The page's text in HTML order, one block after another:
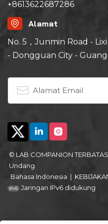
dengan
aman.
+8613622687286
Alamat
No. 5，Junmin Road -
- Dongguan City -
© LAB COMPANION
Undang.
Bahasa Indonesia |
Jaringan IPv6 didukung